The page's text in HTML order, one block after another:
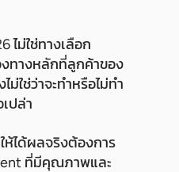
ไม่ใช่ทางเลือก
ทางหลักที่ลูกค้าของ
ใช่ว่าจะทำหรือไม่ทำ
ปล่า
ห้ได้ผลจริงต้องการ
ที่มีคุณภาพและ